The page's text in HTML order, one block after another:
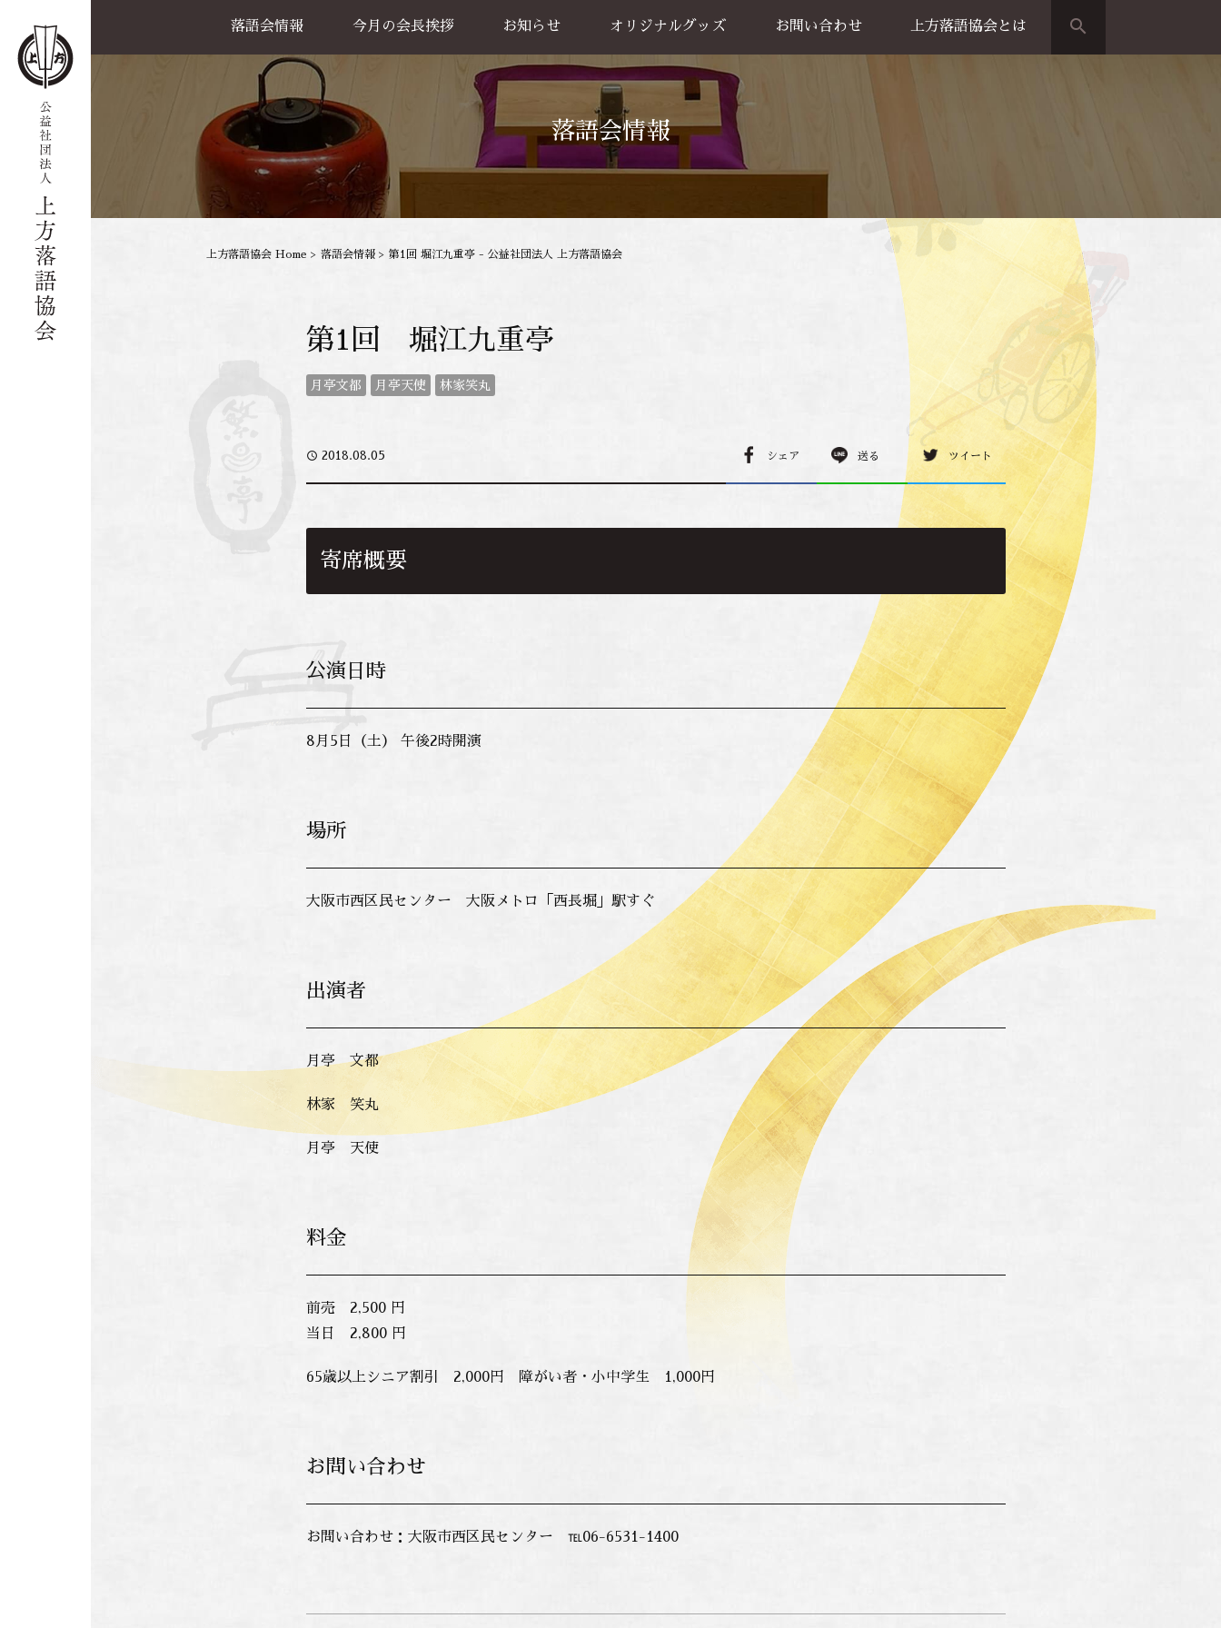
落語会情報
公演一覧
天満天神繁昌亭
喜楽館
島之内寄席
協力事業
今月の会長挨拶 お知らせ オリジナルグッズ
グッズ販売
お買い物方法
お問い合わせ 上方落語協会とは search
落語会情報
上方落語協会 Home > 落語会情報 > 第1回 堀江九重亭 - 公益社団法人 上方落語協会
第1回 堀江九重亭
月亭文都 月亭天使 林家笑丸
access_time 2018.08.05 シェア 送る ツイート
寄席概要
公演日時
8月5日（土） 午後2時開演
場所
大阪市西区民センター 大阪メトロ「西長堀」駅すぐ
出演者
月亭 文都
林家 笑丸
月亭 天使
料金
前売 2,500 円
当日 2,800 円
65歳以上シニア割引 2,000円 障がい者・小中学生 1,000円
お問い合わせ
お問い合わせ：大阪市西区民センター ℡06-6531-1400